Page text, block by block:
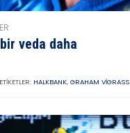
veda daha
ETIKETLER: HALKBANK, GRAHAM VIGRASS